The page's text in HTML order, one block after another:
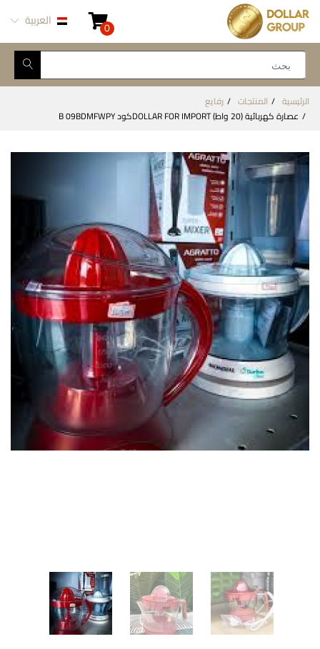
0 العربية
الرئيسية المنتجات
رفايع
عصارة كهربائية (20 واط) DOLLAR FOR IMPORTكود B 09BDMFWPY